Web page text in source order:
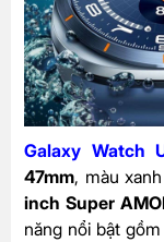
Galaxy Watch
47mm, màu
inch Super
năng nổi bật gồm